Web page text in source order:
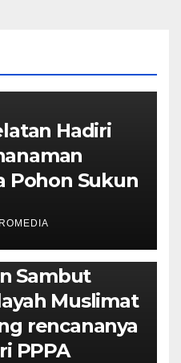
Hadiri
Pohon Sukun
Sambut
Muslimat
rencananya
PPPA